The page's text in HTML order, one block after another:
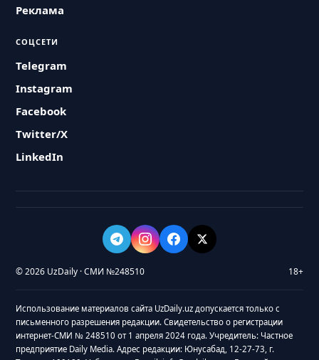
Реклама
СОЦСЕТИ
Telegram
Instagram
Facebook
Twitter/X
LinkedIn
© 2026 UzDaily · СМИ №248510 18+
Использование материалов сайта UzDaily.uz допускается только с
письменного разрешения редакции. Свидетельство о регистрации
интернет-СМИ № 248510 от 1 апреля 2024 года. Учредитель: Частное
предприятие Daily Media. Адрес редакции: Юнусабад, 12-27-73, г.